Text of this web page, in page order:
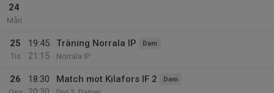
24
Mån
25
Tis
19:45
21:15
Träning Norrala IP Dam
Norrala IP
26
18:30
Match mot Kilafors IF 2 Dam